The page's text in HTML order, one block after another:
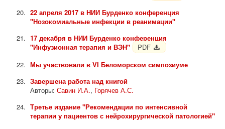
22 апреля 2017 в НИИ Бурденко конференция
"Нозокомиальные инфекции в реанимации"
17 декабря в НИИ Бурденко конференция
"Инфузионная терапия и ВЭН"
PDF
Мы участвовали в VI Беломорском симпозиуме
Завершена работа над книгой
Авторы: Савин И.А., Горячев А.С.
Третье издание "Рекомендации по интенсивной
терапии у пациентов с нейрохирургической патологией"